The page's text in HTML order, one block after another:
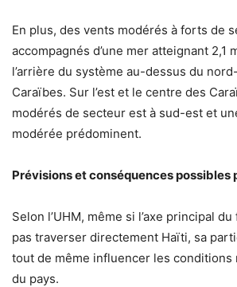
En plus, des vents modérés à forts de
accompagnés d’une mer atteignant 2,1
l’arrière du système au-dessus du
Caraïbes. Sur l’est et le centre des
modérés de secteur est à sud-est et
modérée prédominent.
Prévisions et conséquences possibles
Selon l’UHM, même si l’axe principal
pas traverser directement Haïti, sa
tout de même influencer les conditions
du pays.